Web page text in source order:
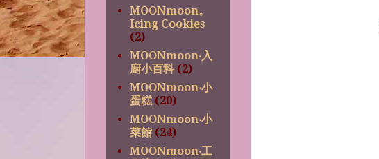
MOONmoon。
Icing Cookies
(2)
MOONmoon‧入
廚小百科 (2)
MOONmoon‧小
蛋糕 (20)
MOONmoon‧小
菜館 (24)
MOONmoon‧工